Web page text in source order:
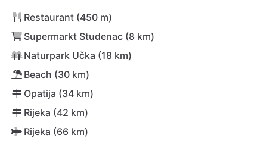
Restaurant (450 m)
Supermarkt Studenac (8 km)
Naturpark Učka (18 km)
Beach (30 km)
Opatija (34 km)
Rijeka (42 km)
Rijeka (66 km)